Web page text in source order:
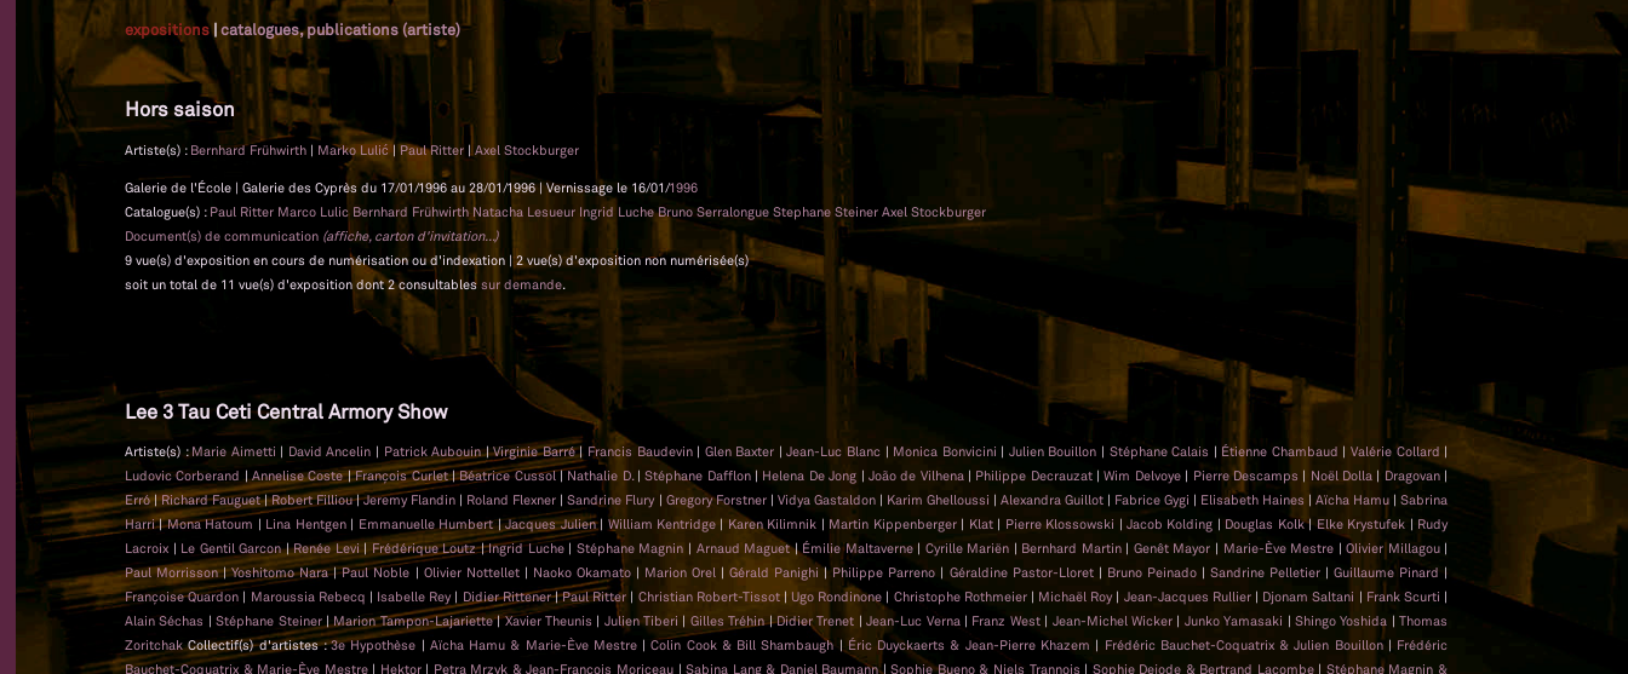
expositions|catalogues, publications (artiste)
Hors saison
Artiste(s) : Bernhard Frühwirth | Marko Lulić|Paul Ritter | Axel Stockburger
Galerie de l'École | Galerie des Cyprès du 17/01/1996 au 28/01/1996 | Vernissage le 16/01/1996
Catalogue(s) : Paul Ritter Marco Lulic Bernhard Frühwirth Natacha Lesueur Ingrid Luche Bruno Serralongue Stephane Steiner Axel Stockburger
Document(s) de communication (affiche, carton d'invitation...)
9 vue(s) d'exposition en cours de numérisation ou d'indexation | 2 vue(s) d'exposition non numérisée(s)
soit un total de 11 vue(s) d'exposition dont 2 consultables sur demande.
Lee 3 Tau Ceti Central Armory Show
Artiste(s) :Marie Aimetti | David Ancelin | Patrick Aubouin|Virginie Barré| Francis Baudevin | Glen Baxter |Jean-Luc Blanc | Monica Bonvicini | Julien Bouillon | Stéphane Calais | Étienne Chambaud |Valérie Collard |
Ludovic Corberand |Annelise Coste|François Curlet|Béatrice Cussol|Nathalie D. |Stéphane Dafflon | Helena De Jong | João de Vilhena | Philippe Decrauzat |Wim Delvoye | Pierre Descamps | Noël Dolla | Dragovan |
Erró|Richard Fauguet|Robert Filliou|Jeremy Flandin | Roland Flexner |Sandrine Flury | Gregory Forstner | Vidya Gastaldon | Karim Ghelloussi | Alexandra Guillot | Fabrice Gygi | Elisabeth Haines |Aïcha Hamu |Sabrina
Harri|Mona Hatoum | Lina Hentgen | Emmanuelle Humbert|Jacques Julien| William Kentridge | Karen Kilimnik | Martin Kippenberger | Klat | Pierre Klossowski | Jacob Kolding | Douglas Kolk| Elke Krystufek | Rudy
Lacroix | Le Gentil Garcon|Renée Levi | Frédérique Loutz|Ingrid Luche | Stéphane Magnin | Arnaud Maguet|Émilie Maltaverne | Cyrille Mariën | Bernhard Martin | Genêt Mayor | Marie-Ève Mestre |Olivier Millagou |
Paul Morrisson|Yoshitomo Nara|Paul Noble | Olivier Nottellet | Naoko Okamato | Marion Orel |Gérald Panighi| Philippe Parreno | Géraldine Pastor-Lloret | Bruno Peinado | Sandrine Pelletier |Guillaume Pinard |
Françoise Quardon | Maroussia Rebecq | Isabelle Rey | Didier Rittener|Paul Ritter | Christian Robert-Tissot |Ugo Rondinone | Christophe Rothmeier | Michaël Roy | Jean-Jacques Rullier | Djonam Saltani | Frank Scurti |
Alain Séchas |Stéphane Steiner |Marion Tampon-Lajariette|Xavier Theunis | Julien Tiberi | Gilles Tréhin|Didier Trenet |Jean-Luc Verna | Franz West | Jean-Michel Wicker | Junko Yamasaki | Shingo Yoshida |Thomas
ZoritchakCollectif(s) d'artistes :3e Hypothèse | Aïcha Hamu & Marie-Ève Mestre |Colin Cook & Bill Shambaugh | Éric Duyckaerts & Jean-Pierre Khazem | Frédéric Bauchet-Coquatrix & Julien Bouillon | Frédéric
Bauchet-Coquatrix & Marie-Ève Mestre | Hektor | Petra Mrzyk & Jean-François Moriceau |Sabina Lang & Daniel Baumann|Sophie Bueno & Niels Trannois | Sophie Dejode & Bertrand Lacombe | Stéphane Magnin &